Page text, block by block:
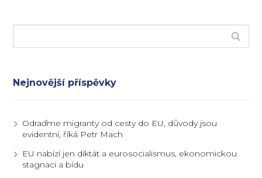
Nejnovější příspěvky
Odraďme migranty od cesty do EU, důvody jsou
evidentní, říká Petr Mach
EU nabízí jen diktát a eurosocialismus, ekonomickou
stagnaci a bídu